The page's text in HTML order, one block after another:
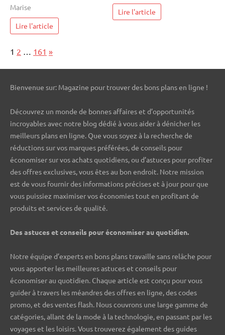
Marise
Lire l'article
Lire l'article
Page:
1 2 161 Next
»
Bienvenue sur: Magazine pour trouver des bons plans en ligne !
Découvrez un monde de bonnes affaires et d’opportunités
incroyables avec notre blog dédié à vous aider à dénicher les
meilleurs plans en ligne. Que vous soyez à la recherche de
réductions sur vos marques préférées, de conseils pour
économiser sur vos achats quotidiens, ou d’astuces pour profiter
des offres exclusives, vous êtes au bon endroit. Notre mission
est de vous fournir des informations précises et à jour pour que
vous puissiez maximiser vos économies tout en profitant de
produits et services de qualité.
Des astuces et conseils pour économiser au quotidien.
Notre équipe d’experts en bons plans travaille sans relâche pour
vous apporter les meilleures astuces et conseils pour
économiser au quotidien. Chaque article est conçu pour vous
guider à travers les méandres des offres en ligne, des codes
promo, et des ventes flash. Nous couvrons une large gamme de
catégories, allant de la mode à la technologie, en passant par les
voyages et les loisirs. Vous trouverez également des guides